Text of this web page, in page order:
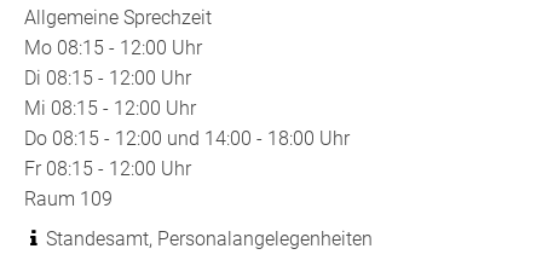
Allgemeine Sprechzeit
Mo 08:15 - 12:00 Uhr
Di 08:15 - 12:00 Uhr
Mi 08:15 - 12:00 Uhr
Do 08:15 - 12:00 und 14:00 - 18:00 Uhr
Fr 08:15 - 12:00 Uhr
Raum 109
Standesamt, Personalangelegenheiten